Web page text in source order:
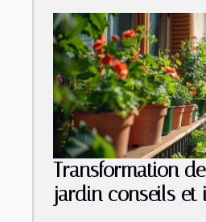
Transformation
jardin conseils et